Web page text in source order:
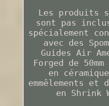
Les produits
sont pas
spécialement
avec des
Guides Air
Forged de
en
emmêlements et
en Shrink